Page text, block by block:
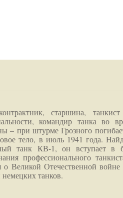
старшина,
командир танка во
– при штурме Грозного
тело, в июль 1941 года.
танк КВ-1, он вступает в
профессионального
о Великой Отечественной
танков.